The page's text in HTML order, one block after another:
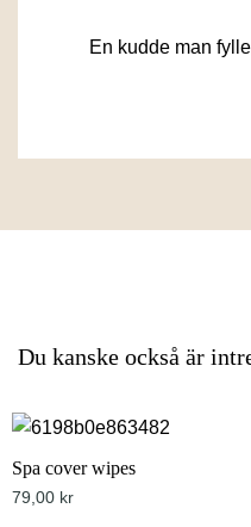
En kudde man
Du kanske också är
Spa cover wipes
79,00 kr